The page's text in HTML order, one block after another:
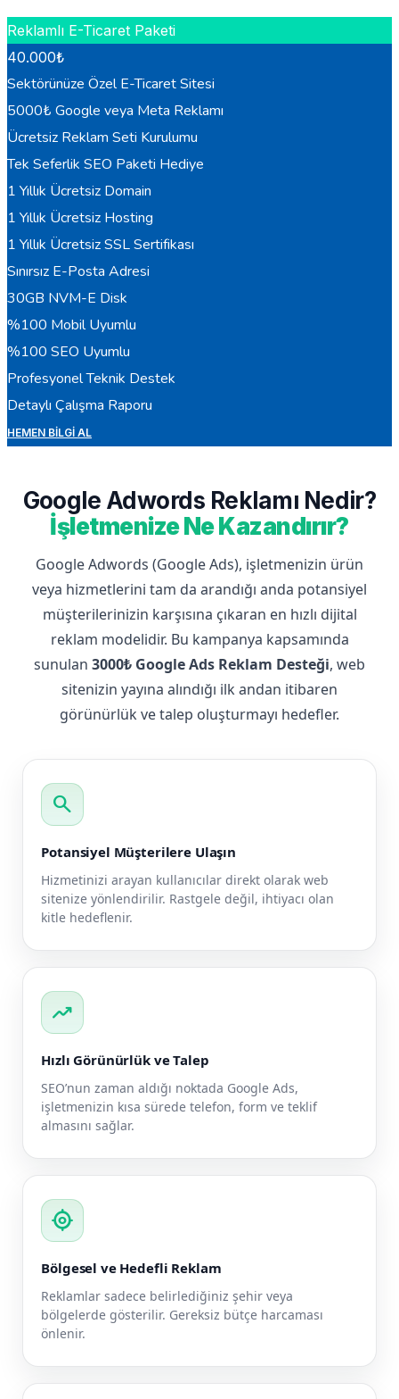
Reklamlı E-Ticaret Paketi
40.000₺
Sektörünüze Özel E-Ticaret Sitesi
5000₺ Google veya Meta Reklamı
Ücretsiz Reklam Seti Kurulumu
Tek Seferlik SEO Paketi Hediye
1 Yıllık Ücretsiz Domain
1 Yıllık Ücretsiz Hosting
1 Yıllık Ücretsiz SSL Sertifikası
Sınırsız E-Posta Adresi
30GB NVM-E Disk
%100 Mobil Uyumlu
%100 SEO Uyumlu
Profesyonel Teknik Destek
Detaylı Çalışma Raporu
HEMEN BILGI AL
Google Adwords Reklamı Nedir?
İşletmenize Ne Kazandırır?
Google Adwords (Google Ads), işletmenizin ürün
veya hizmetlerini tam da arandığı anda potansiyel
müşterilerinizin karşısına çıkaran en hızlı dijital
reklam modelidir. Bu kampanya kapsamında
sunulan 3000₺ Google Ads Reklam Desteği, web
sitenizin yayına alındığı ilk andan itibaren
görünürlük ve talep oluşturmayı hedefler.
search
Potansiyel Müşterilere Ulaşın
Hizmetinizi arayan kullanıcılar direkt olarak web
sitenize yönlendirilir. Rastgele değil, ihtiyacı olan
kitle hedeflenir.
trending_up
Hızlı Görünürlük ve Talep
SEO’nun zaman aldığı noktada Google Ads,
işletmenizin kısa sürede telefon, form ve teklif
almasını sağlar.
my_location
Bölgesel ve Hedefli Reklam
Reklamlar sadece belirlediğiniz şehir veya
bölgelerde gösterilir. Gereksiz bütçe harcaması
önlenir.